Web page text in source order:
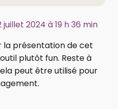
juillet 2024 à 19 h 36 min
la présentation de cet
plutôt fun. Reste à
peut être utilisé pour